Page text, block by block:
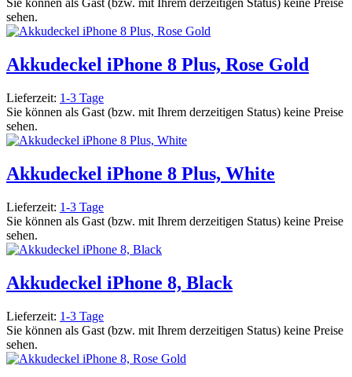
Sie können als Gast (bzw. mit Ihrem derzeitigen Status) keine Preise
sehen.
Akkudeckel iPhone 8 Plus, Rose Gold
Lieferzeit: 1-3 Tage
Sie können als Gast (bzw. mit Ihrem derzeitigen Status) keine Preise
sehen.
Akkudeckel iPhone 8 Plus, White
Lieferzeit: 1-3 Tage
Sie können als Gast (bzw. mit Ihrem derzeitigen Status) keine Preise
sehen.
Akkudeckel iPhone 8, Black
Lieferzeit: 1-3 Tage
Sie können als Gast (bzw. mit Ihrem derzeitigen Status) keine Preise
sehen.